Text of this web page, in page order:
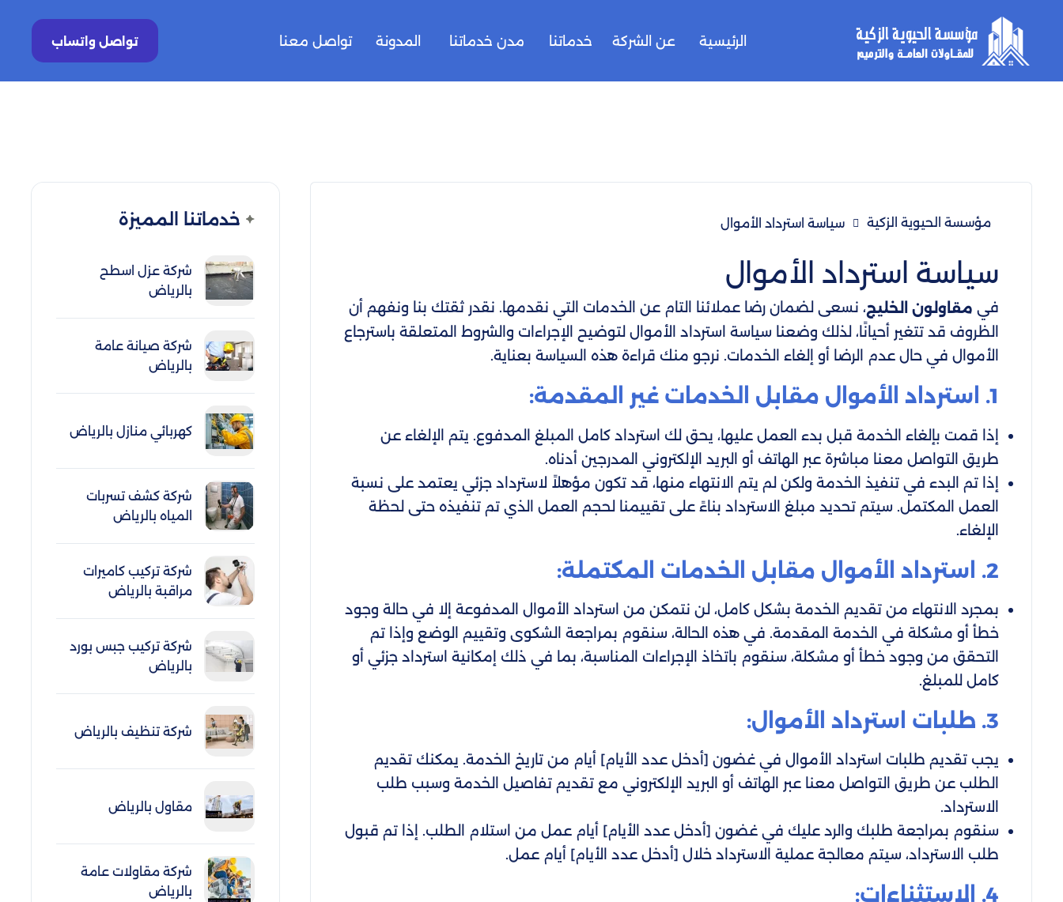
الرئيسية عن الشركة خدماتنا مدن خدماتنا المدونة تواصل معنا تواصل واتساب
مؤسسة الحيوية الزكية سياسة استرداد الأموال
سياسة استرداد الأموال
في مقاولون الخليج، نسعى لضمان رضا عملائنا التام عن الخدمات التي نقدمها. نقدر ثقتك بنا ونفهم أن
الظروف قد تتغير أحيانًا، لذلك وضعنا سياسة استرداد الأموال لتوضيح الإجراءات والشروط المتعلقة باسترجاع
الأموال في حال عدم الرضا أو إلغاء الخدمات. نرجو منك قراءة هذه السياسة بعناية.
1. استرداد الأموال مقابل الخدمات غير المقدمة:
إذا قمت بإلغاء الخدمة قبل بدء العمل عليها، يحق لك استرداد كامل المبلغ المدفوع. يتم الإلغاء عن
طريق التواصل معنا مباشرة عبر الهاتف أو البريد الإلكتروني المدرجين أدناه.
إذا تم البدء في تنفيذ الخدمة ولكن لم يتم الانتهاء منها، قد تكون مؤهلاً لاسترداد جزئي يعتمد على نسبة
العمل المكتمل. سيتم تحديد مبلغ الاسترداد بناءً على تقييمنا لحجم العمل الذي تم تنفيذه حتى لحظة
الإلغاء.
2. استرداد الأموال مقابل الخدمات المكتملة:
بمجرد الانتهاء من تقديم الخدمة بشكل كامل، لن نتمكن من استرداد الأموال المدفوعة إلا في حالة وجود
خطأ أو مشكلة في الخدمة المقدمة. في هذه الحالة، سنقوم بمراجعة الشكوى وتقييم الوضع وإذا تم
التحقق من وجود خطأ أو مشكلة، سنقوم باتخاذ الإجراءات المناسبة، بما في ذلك إمكانية استرداد جزئي أو
كامل للمبلغ.
3. طلبات استرداد الأموال:
يجب تقديم طلبات استرداد الأموال في غضون [أدخل عدد الأيام] أيام من تاريخ الخدمة. يمكنك تقديم
الطلب عن طريق التواصل معنا عبر الهاتف أو البريد الإلكتروني مع تقديم تفاصيل الخدمة وسبب طلب
الاسترداد.
سنقوم بمراجعة طلبك والرد عليك في غضون [أدخل عدد الأيام] أيام عمل من استلام الطلب. إذا تم قبول
طلب الاسترداد، سيتم معالجة عملية الاسترداد خلال [أدخل عدد الأيام] أيام عمل.
4. الاستثناءات:
خدماتنا المميزة
شركة عزل اسطح
بالرياض
شركة صيانة عامة
بالرياض
كهربائي منازل بالرياض
شركة كشف تسربات
المياه بالرياض
شركة تركيب كاميرات
مراقبة بالرياض
شركة تركيب جبس بورد
بالرياض
شركة تنظيف بالرياض
مقاول بالرياض
شركة مقاولات عامة
بالرياض